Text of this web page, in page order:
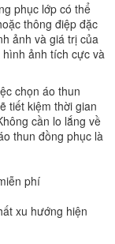
phục lớp có thể
thông điệp đặc
ảnh và giá trị của
ảnh tích cực và
chọn áo thun
tiết kiệm thời gian
cần lo lắng về
thun đồng phục là
phí
xu hướng hiện